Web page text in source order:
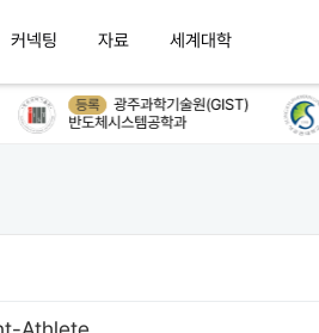
커넥팅 자료 세계대학
등록
광주과학기술원(GIST)
반도체시스템공학과